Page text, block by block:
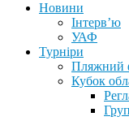
Новини
Інтерв’ю
УАФ
Турніри
Пляжний
Кубок